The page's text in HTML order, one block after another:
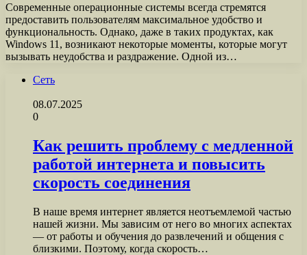
Современные операционные системы всегда стремятся
предоставить пользователям максимальное удобство и
функциональность. Однако, даже в таких продуктах, как
Windows 11, возникают некоторые моменты, которые могут
вызывать неудобства и раздражение. Одной из…
Сеть
08.07.2025
0
Как решить проблему с медленной
работой интернета и повысить
скорость соединения
В наше время интернет является неотъемлемой частью
нашей жизни. Мы зависим от него во многих аспектах
— от работы и обучения до развлечений и общения с
близкими. Поэтому, когда скорость…